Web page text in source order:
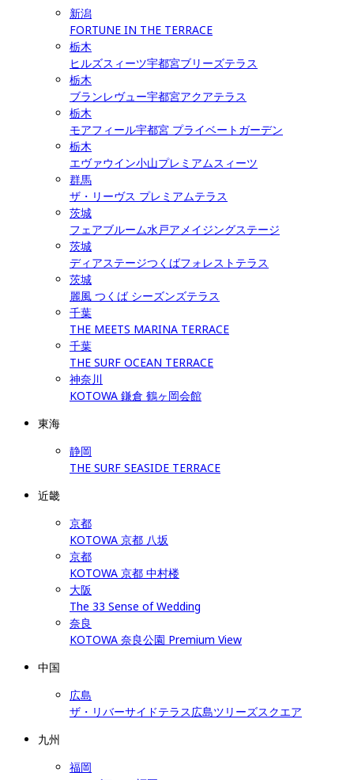
新潟
FORTUNE IN THE TERRACE
栃木
ヒルズスィーツ宇都宮ブリーズテラス
栃木
ブランレヴュー宇都宮アクアテラス
栃木
モアフィール宇都宮 プライベートガーデン
栃木
エヴァウイン小山プレミアムスィーツ
群馬
ザ・リーヴス プレミアムテラス
茨城
フェアブルーム水戸アメイジングステージ
茨城
ディアステージつくばフォレストテラス
茨城
麗風 つくば シーズンズテラス
千葉
THE MEETS MARINA TERRACE
千葉
THE SURF OCEAN TERRACE
神奈川
KOTOWA 鎌倉 鶴ヶ岡会館
東海
静岡
THE SURF SEASIDE TERRACE
近畿
京都
KOTOWA 京都 八坂
京都
KOTOWA 京都 中村楼
大阪
The 33 Sense of Wedding
奈良
KOTOWA 奈良公園 Premium View
中国
広島
ザ・リバーサイドテラス広島ツリーズスクエア
九州
福岡